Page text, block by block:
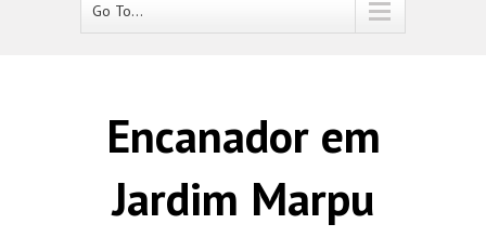
Go To...
Encanador em
Jardim Marpu